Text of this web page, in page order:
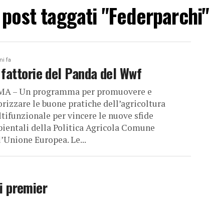
taggati "Federparchi"
fa
del Panda del Wwf
– Un programma per promuovere e
le buone pratiche dell’agricoltura
per vincere le nuove sfide
della Politica Agricola Comune
Europea. Le...
premier